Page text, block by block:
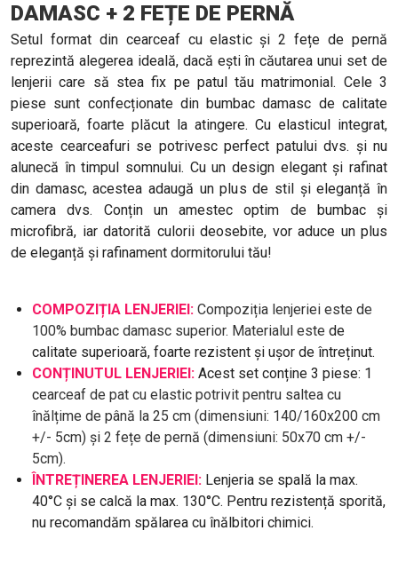
DAMASC + 2 FEȚE DE PERNĂ
Setul format din cearceaf cu elastic și 2 fețe de pernă
reprezintă alegerea ideală, dacă ești în căutarea unui set de
lenjerii care să stea fix pe patul tău matrimonial. Cele 3
piese sunt confecționate din bumbac damasc de calitate
superioară, foarte plăcut la atingere. Cu elasticul integrat,
aceste cearceafuri se potrivesc perfect patului dvs. și nu
alunecă în timpul somnului. Cu un design elegant și rafinat
din damasc, acestea adaugă un plus de stil și eleganță în
camera dvs. Conțin un amestec optim de bumbac și
microfibră, iar datorită culorii deosebite, vor aduce un plus
de eleganță și rafinament dormitorului tău!
COMPOZIȚIA LENJERIEI: Compoziția lenjeriei este de
100% bumbac damasc superior. Materialul este de
calitate superioară, foarte rezistent și ușor de întreținut.
CONȚINUTUL LENJERIEI: Acest set conține 3 piese: 1
cearceaf de pat cu elastic potrivit pentru saltea cu
înălțime de până la 25 cm (dimensiuni: 140/160x200 cm
+/- 5cm) și 2 fețe de pernă (dimensiuni: 50x70 cm +/-
5cm).
ÎNTREȚINEREA LENJERIEI: Lenjeria se spală la max.
40°C și se calcă la max. 130°C. Pentru rezistență sporită,
nu recomandăm spălarea cu înălbitori chimici.